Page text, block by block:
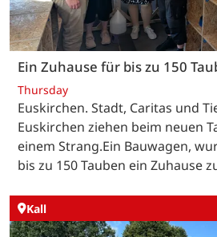
Ein Zuhause für bis zu 150
Thursday
Euskirchen. Stadt, Caritas und
Euskirchen ziehen beim neuen
einem Strang.Ein Bauwagen,
bis zu 150 Tauben ein Zuhause
Kall